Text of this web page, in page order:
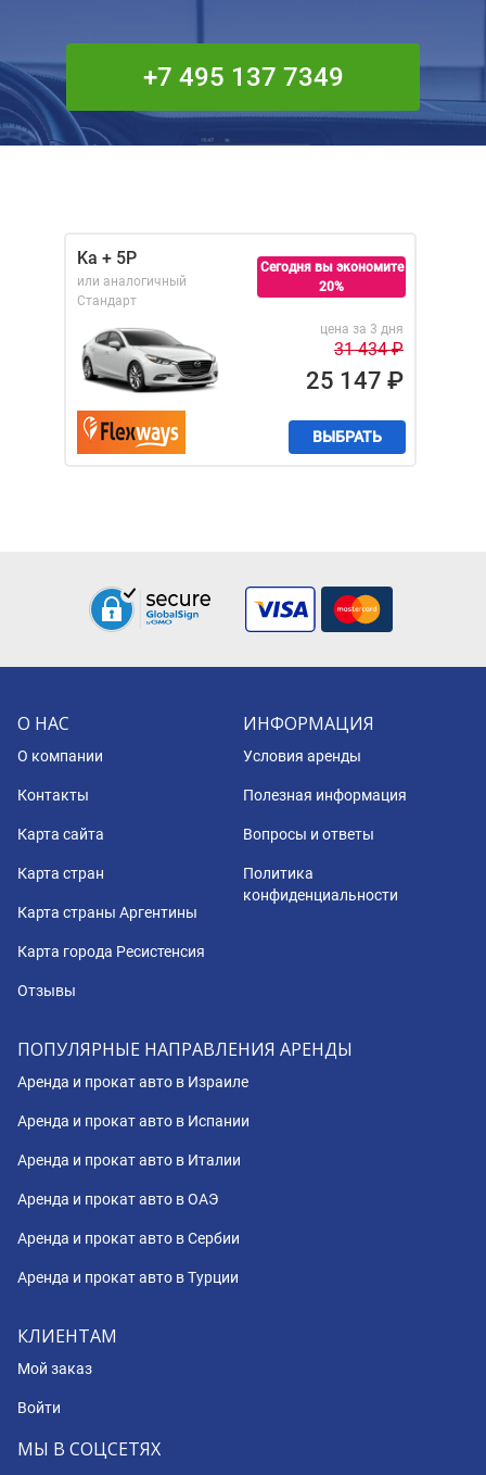
+7 495 137 7349
Ka + 5P
или аналогичный
Стандарт
Сегодня вы экономите
20%
цена за 3 дня
31 434₽
25 147 ₽
ВЫБРАТЬ
О НАС
О компании
Контакты
Карта сайта
Карта стран
Карта страны Аргентины
Карта города Ресистенсия
Отзывы
ИНФОРМАЦИЯ
Условия аренды
Полезная информация
Вопросы и ответы
Политика
конфиденциальности
ПОПУЛЯРНЫЕ НАПРАВЛЕНИЯ АРЕНДЫ
Аренда и прокат авто в Израиле
Аренда и прокат авто в Испании
Аренда и прокат авто в Италии
Аренда и прокат авто в ОАЭ
Аренда и прокат авто в Сербии
Аренда и прокат авто в Турции
КЛИЕНТАМ
Мой заказ
Войти
МЫ В СОЦСЕТЯХ